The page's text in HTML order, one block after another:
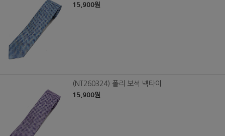
15,900원
(NT260324) 폴리 보석 넥타이
15,900원